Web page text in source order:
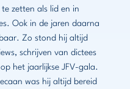
zetten als lid en in
Ook in de jaren daarna
Zo stond hij altijd
schrijven van dictees
het jaarlijkse JFV-gala.
was hij altijd bereid